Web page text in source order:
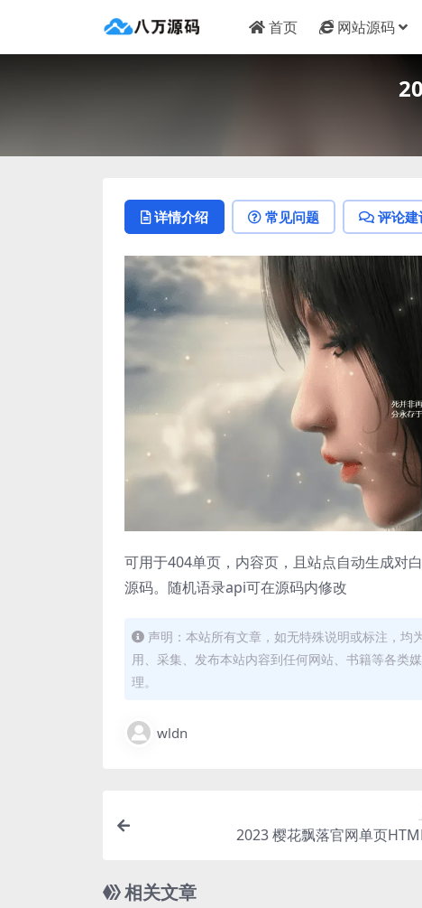
首页 网站源码
详情介绍 常见问题 评论建
可用于404单页，内容页，且站点自动生成对
源码。随机语录api可在源码内修改
声明：本站所有文章，如无特殊说明或标注，
用、采集、发布本站内容到任何网站、书籍等各类
理。
wldn
2023 樱花飘落官网单页
相关文章